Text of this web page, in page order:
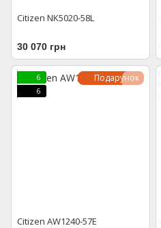
Citizen NK5020-58L
30 070 грн
Подарунок
6
6
Citizen AW1240-57E